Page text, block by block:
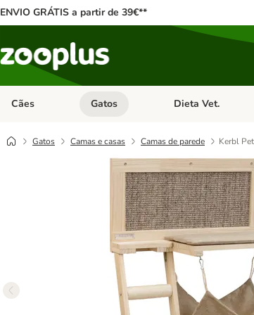
ENVIO GRÁTIS a partir de 39€**
Cães Abrir menu de categoria: Cães
Gatos Abrir menu de
Dieta Vet.
Gatos Camas e casas Camas de parede Kerbl